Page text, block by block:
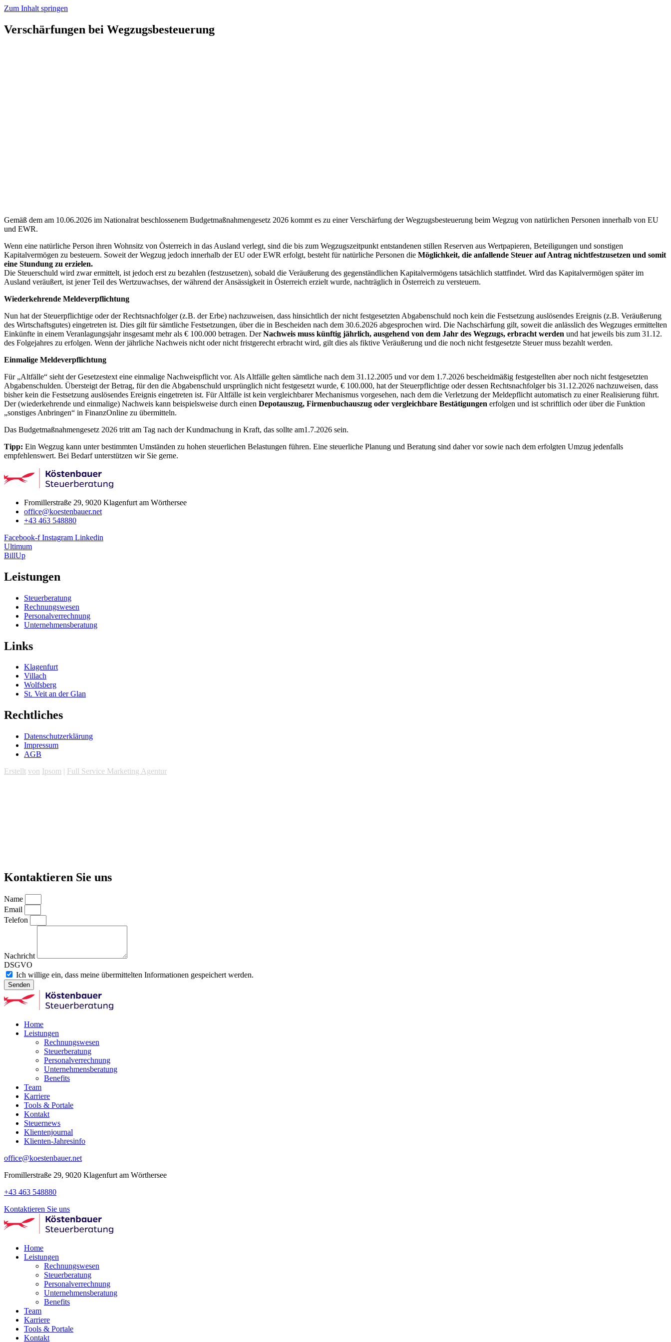
Zum Inhalt springen
Verschärfungen bei Wegzugsbesteuerung
Gemäß dem am 10.06.2026 im Nationalrat beschlossenem Budgetmaßnahmengesetz 2026 kommt es zu einer Verschärfung der Wegzugsbesteuerung beim Wegzug von natürlichen Personen innerhalb von EU
und EWR.
Wenn eine natürliche Person ihren Wohnsitz von Österreich in das Ausland verlegt, sind die bis zum Wegzugszeitpunkt entstandenen stillen Reserven aus Wertpapieren, Beteiligungen und sonstigen
Kapitalvermögen zu besteuern. Soweit der Wegzug jedoch innerhalb der EU oder EWR erfolgt, besteht für natürliche Personen die Möglichkeit, die anfallende Steuer auf Antrag nichtfestzusetzen und somit
eine Stundung zu erzielen.
Die Steuerschuld wird zwar ermittelt, ist jedoch erst zu bezahlen (festzusetzen), sobald die Veräußerung des gegenständlichen Kapitalvermögens tatsächlich stattfindet. Wird das Kapitalvermögen später im
Ausland veräußert, ist jener Teil des Wertzuwachses, der während der Ansässigkeit in Österreich erzielt wurde, nachträglich in Österreich zu versteuern.
Wiederkehrende Meldeverpflichtung
Nun hat der Steuerpflichtige oder der Rechtsnachfolger (z.B. der Erbe) nachzuweisen, dass hinsichtlich der nicht festgesetzten Abgabenschuld noch kein die Festsetzung auslösendes Ereignis (z.B. Veräußerung
des Wirtschaftsgutes) eingetreten ist. Dies gilt für sämtliche Festsetzungen, über die in Bescheiden nach dem 30.6.2026 abgesprochen wird. Die Nachschärfung gilt, soweit die anlässlich des Wegzuges ermittelten
Einkünfte in einem Veranlagungsjahr insgesamt mehr als € 100.000 betragen. DerNachweis muss künftig jährlich, ausgehend von dem Jahr des Wegzugs, erbracht werden und hat jeweils bis zum 31.12.
des Folgejahres zu erfolgen. Wenn der jährliche Nachweis nicht oder nicht fristgerecht erbracht wird, gilt dies als fiktive Veräußerung und die noch nicht festgesetzte Steuer muss bezahlt werden.
Einmalige Meldeverpflichtung
Für „Altfälle“ sieht der Gesetzestext eine einmalige Nachweispflicht vor. Als Altfälle gelten sämtliche nach dem 31.12.2005 und vor dem 1.7.2026 bescheidmäßig festgestellten aber noch nicht festgesetzten
Abgabenschulden. Übersteigt der Betrag, für den die Abgabenschuld ursprünglich nicht festgesetzt wurde, € 100.000, hat der Steuerpflichtige oder dessen Rechtsnachfolger bis 31.12.2026 nachzuweisen, dass
bisher kein die Festsetzung auslösendes Ereignis eingetreten ist. Für Altfälle ist kein vergleichbarer Mechanismus vorgesehen, nach dem die Verletzung der Meldepflicht automatisch zu einer Realisierung führt.
Der (wiederkehrende und einmalige) Nachweis kann beispielsweise durch einen Depotauszug, Firmenbuchauszug oder vergleichbare Bestätigungen erfolgen und ist schriftlich oder über die Funktion
„sonstiges Anbringen“ in FinanzOnline zu übermitteln.
Das Budgetmaßnahmengesetz 2026 tritt am Tag nach der Kundmachung in Kraft, das sollte am1.7.2026 sein.
Tipp: Ein Wegzug kann unter bestimmten Umständen zu hohen steuerlichen Belastungen führen. Eine steuerliche Planung und Beratung sind daher vor sowie nach dem erfolgten Umzug jedenfalls
empfehlenswert. Bei Bedarf unterstützen wir Sie gerne.
Fromillerstraße 29, 9020 Klagenfurt am Wörthersee
office@koestenbauer.net
+43 463 548880
Facebook-f Instagram Linkedin
Ultimum
BillUp
Leistungen
Steuerberatung
Rechnungswesen
Personalverrechnung
Unternehmensberatung
Links
Klagenfurt
Villach
Wolfsberg
St. Veit an der Glan
Rechtliches
Datenschutzerklärung
Impressum
AGB
Erstellt von Ipsom | Full Service Marketing Agentur
Kontaktieren Sie uns
Name
Email
Telefon
Nachricht
DSGVO
Ich willige ein, dass meine übermittelten Informationen gespeichert werden.
Senden
Home
Leistungen
Rechnungswesen
Steuerberatung
Personalverrechnung
Unternehmensberatung
Benefits
Team
Karriere
Tools & Portale
Kontakt
Steuernews
Klientenjournal
Klienten-Jahresinfo
office@koestenbauer.net
Fromillerstraße 29, 9020 Klagenfurt am Wörthersee
+43 463 548880
Kontaktieren Sie uns
Home
Leistungen
Rechnungswesen
Steuerberatung
Personalverrechnung
Unternehmensberatung
Benefits
Team
Karriere
Tools & Portale
Kontakt